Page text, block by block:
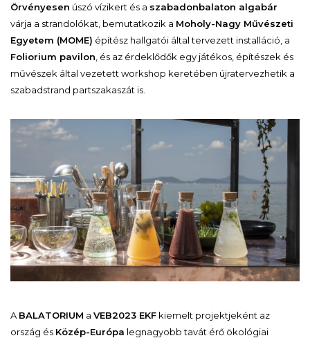
Örvényesen úszó vízikert és a szabadonbalaton algabár
várja a strandolókat, bemutatkozik a Moholy-Nagy Művészeti
Egyetem (MOME) építész hallgatói által tervezett installáció, a
Foliorium pavilon , és az érdeklődők egy játékos, építészek és
művészek által vezetett workshop keretében újratervezhetik a
szabadstrand partszakaszát is.
A BALATORIUM a VEB2023 EKF kiemelt projektjeként az
ország és Közép-Európa legnagyobb tavát érő ökológiai